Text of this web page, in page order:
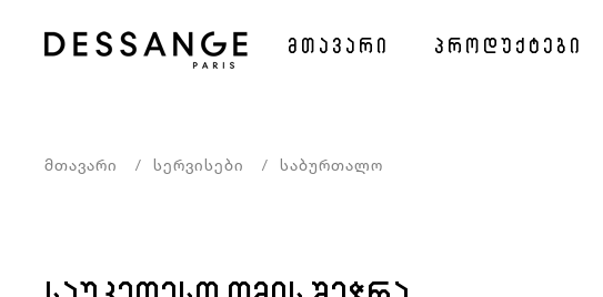
მთავარი პროდუქტები
Მთავარი Სერვისები Საბურთალო